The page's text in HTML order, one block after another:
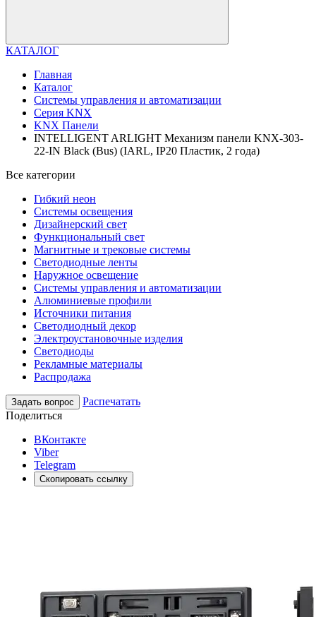
КАТАЛОГ
Главная
Каталог
Системы управления и автоматизации
Серия KNX
KNX Панели
INTELLIGENT ARLIGHT Механизм панели KNX-303-
22-IN Black (Bus) (IARL, IP20 Пластик, 2 года)
Все категории
Гибкий неон
Системы освещения
Дизайнерский свет
Функциональный свет
Магнитные и трековые системы
Светодиодные ленты
Наружное освещение
Системы управления и автоматизации
Алюминиевые профили
Источники питания
Светодиодный декор
Электроустановочные изделия
Светодиоды
Рекламные материалы
Распродажа
Задать вопрос
Распечатать
Поделиться
ВКонтакте
Viber
Telegram
Скопировать ссылку